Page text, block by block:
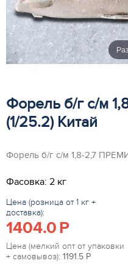
Форель б/г с/м
(1/25.2) Китай
Форель б/г с/м 1,8-2,7
Фасовка: 2 кг
Цена (розница от 1 кг +
доставка):
1404.0P
Цена (мелкий опт от упаковки
+ самовывоз): 1191.5 P